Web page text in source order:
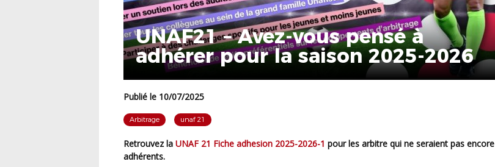
UNAF21 – Avez-vous pensé à
adhérer pour la saison 2025-2026
Publié le 10/07/2025
Arbitrage unaf 21
Retrouvez la UNAF 21 Fiche adhesion 2025-2026-1 pour les arbitre qui ne seraient pas encore
adhérents.